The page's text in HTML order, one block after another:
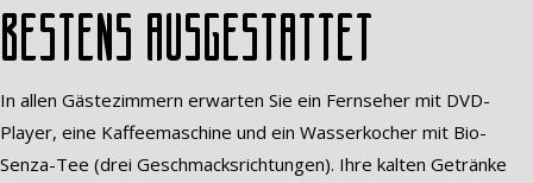
Bestens ausgestattet
In allen Gästezimmern erwarten Sie ein Fernseher mit DVD-
Player, eine Kaffeemaschine und ein Wasserkocher mit Bio-
Senza-Tee (drei Geschmacksrichtungen). Ihre kalten Getränke